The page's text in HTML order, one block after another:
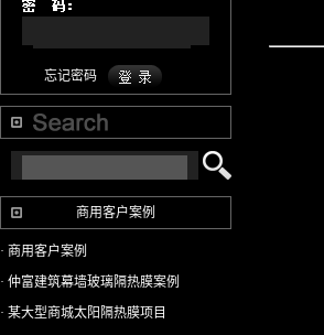
忘记密码
商用客户案例
· 商用客户案例
· 仲富建筑幕墙玻璃隔热膜案例
· 某大型商城太阳隔热膜项目